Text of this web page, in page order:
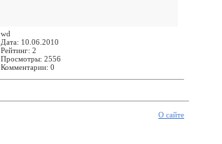
wd
Дата: 10.06.2010
Рейтинг: 2
Просмотры: 2556
Комментарии: 0
О сайте